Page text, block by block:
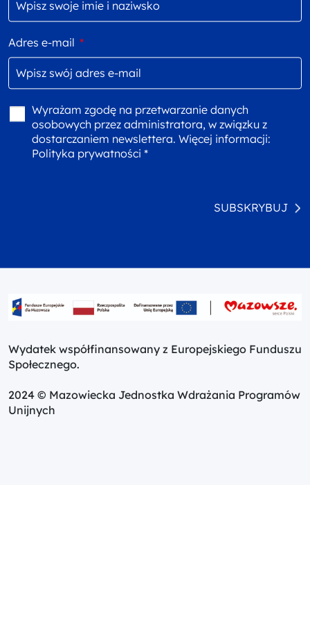
Adres e-mail *
Wyrażam zgodę na przetwarzanie danych
osobowych przez administratora, w związku z
dostarczaniem newslettera. Więcej informacji:
Polityka prywatności *
SUBSKRYBUJ
Wydatek współfinansowany z Europejskiego Funduszu
Społecznego.
2024 © Mazowiecka Jednostka Wdrażania Programów
Unijnych